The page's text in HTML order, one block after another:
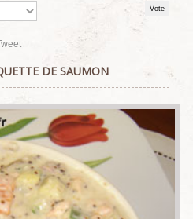
DE SAUMON